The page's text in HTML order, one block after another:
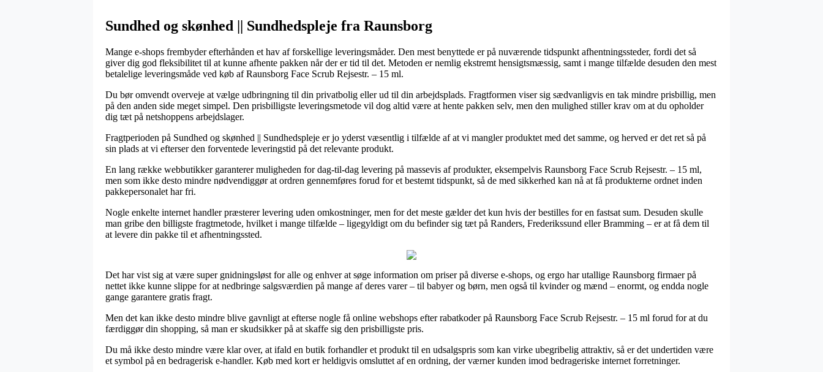
Sundhed og skønhed || Sundhedspleje fra Raunsborg
Mange e-shops frembyder efterhånden et hav af forskellige leveringsmåder. Den mest benyttede er på nuværende tidspunkt afhentningssteder, fordi det så
giver dig god fleksibilitet til at kunne afhente pakken når der er tid til det. Metoden er nemlig ekstremt hensigtsmæssig, samt i mange tilfælde desuden den mest
betalelige leveringsmåde ved køb af Raunsborg Face Scrub Rejsestr. – 15 ml.
Du bør omvendt overveje at vælge udbringning til din privatbolig eller ud til din arbejdsplads. Fragtformen viser sig sædvanligvis en tak mindre prisbillig, men
på den anden side meget simpel. Den prisbilligste leveringsmetode vil dog altid være at hente pakken selv, men den mulighed stiller krav om at du opholder
dig tæt på netshoppens arbejdslager.
Fragtperioden på Sundhed og skønhed || Sundhedspleje er jo yderst væsentlig i tilfælde af at vi mangler produktet med det samme, og herved er det ret så på
sin plads at vi efterser den forventede leveringstid på det relevante produkt.
En lang række webbutikker garanterer muligheden for dag-til-dag levering på massevis af produkter, eksempelvis Raunsborg Face Scrub Rejsestr. – 15 ml,
men som ikke desto mindre nødvendiggør at ordren gennemføres forud for et bestemt tidspunkt, så de med sikkerhed kan nå at få produkterne ordnet inden
pakkepersonalet har fri.
Nogle enkelte internet handler præsterer levering uden omkostninger, men for det meste gælder det kun hvis der bestilles for en fastsat sum. Desuden skulle
man gribe den billigste fragtmetode, hvilket i mange tilfælde – ligegyldigt om du befinder sig tæt på Randers, Frederikssund eller Bramming – er at få dem til
at levere din pakke til et afhentningssted.
Det har vist sig at være super gnidningsløst for alle og enhver at søge information om priser på diverse e-shops, og ergo har utallige Raunsborg firmaer på
nettet ikke kunne slippe for at nedbringe salgsværdien på mange af deres varer – til babyer og børn, men også til kvinder og mænd – enormt, og endda nogle
gange garantere gratis fragt.
Men det kan ikke desto mindre blive gavnligt at efterse nogle få online webshops efter rabatkoder på Raunsborg Face Scrub Rejsestr. – 15 ml forud for at du
færdiggør din shopping, så man er skudsikker på at skaffe sig den prisbilligste pris.
Du må ikke desto mindre være klar over, at ifald en butik forhandler et produkt til en udsalgspris som kan virke ubegribelig attraktiv, så er det undertiden være
et symbol på en bedragerisk e-handler. Køb med kort er heldigvis omsluttet af en ordning, der værner kunden imod bedrageriske internet forretninger.